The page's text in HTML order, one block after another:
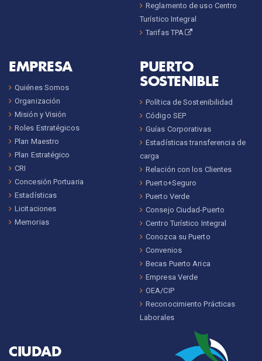
Reglamento de uso Centro
Turístico Integral
Tarifas TPA
EMPRESA
Quiénes Somos
Organización
Misión y Visión
Roles Estratégicos
Plan Maestro
Plan Estratégico
CRI
Concesión Portuaria
Estadísticas
Licitaciones
Memorias
PUERTO
SOSTENIBLE
Política de Sostenibilidad
Código SEP
Guías Corporativas
Estadísticas transferencia de
carga
Relación con los Clientes
Puerto+Seguro
Puerto Verde
Consejo Ciudad-Puerto
Centro Turístico Integral
Conozca su Puerto
Convenios
Becas Puerto Arica
Empresa Verde
OEA/CIP
Reconocimiento Prácticas
Laborales
CIUDAD